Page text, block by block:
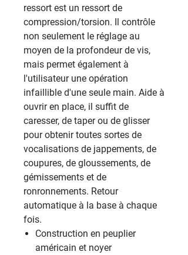
ressort est un ressort de
compression/torsion. Il contrôle
non seulement le réglage au
moyen de la profondeur de vis,
mais permet également à
l'utilisateur une opération
infaillible d'une seule main. Aide à
ouvrir en place, il suffit de
caresser, de taper ou de glisser
pour obtenir toutes sortes de
vocalisations de jappements, de
coupures, de gloussements, de
gémissements et de
ronronnements. Retour
automatique à la base à chaque
fois.
Construction en peuplier
américain et noyer